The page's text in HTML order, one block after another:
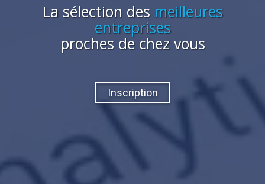
La sélection des meilleures
entreprises
proches de chez vous
Inscription